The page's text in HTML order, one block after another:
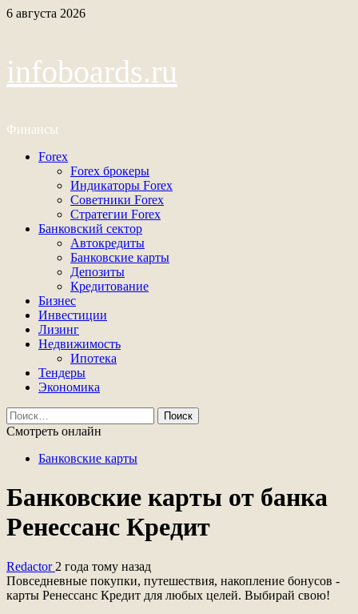
Перейти
6 августа 2026
infoboards.ru
Финансы
Основное
Forex
Forex брокеры
Индикаторы Forex
Советники Forex
Стратегии Forex
Банковский сектор
Автокредиты
Банковские карты
Депозиты
Кредитование
Бизнес
Инвестиции
Лизинг
Недвижимость
Ипотека
Тендеры
Экономика
Найти:
Смотреть онлайн
Банковские карты
Банковские карты от банка
Ренессанс Кредит
Redactor 2 года тому назад
Повседневные покупки, путешествия, накопление бонусов -
карты Ренессанс Кредит для любых целей. Выбирай свою!